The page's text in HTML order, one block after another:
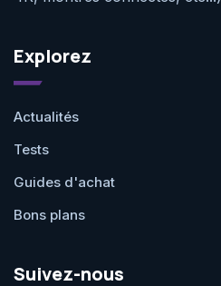
Explorez
Actualités
Tests
Guides d'achat
Bons plans
Suivez-nous